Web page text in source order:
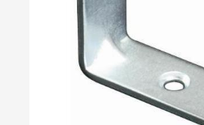
Abbigliamento da lavoro
Alimentatori
Batterie